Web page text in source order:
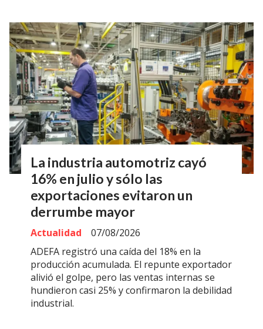
La industria automotriz cayó
16% en julio y sólo las
exportaciones evitaron un
derrumbe mayor
Actualidad
07/08/2026
ADEFA registró una caída del 18% en la
producción acumulada. El repunte exportador
alivió el golpe, pero las ventas internas se
hundieron casi 25% y confirmaron la debilidad
industrial.